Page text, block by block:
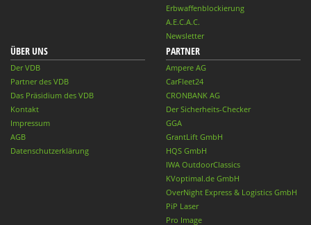
Erbwaffenblockierung
A.E.C.A.C.
Newsletter
ÜBER UNS
Der VDB
Partner des VDB
Das Präsidium des VDB
Kontakt
Impressum
AGB
Datenschutzerklärung
PARTNER
Ampere AG
CarFleet24
CRONBANK AG
Der Sicherheits-Checker
GGA
GrantLift GmbH
HQS GmbH
IWA OutdoorClassics
KVoptimal.de GmbH
OverNight Express & Logistics GmbH
PiP Laser
Pro Image